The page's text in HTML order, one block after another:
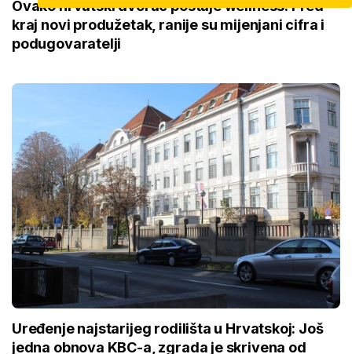
Ovako hrvatski dvorac postaje wellness: Pred
kraj novi produžetak, ranije su mijenjani cifra i
podugovaratelji
Uređenje najstarijeg rodilišta u Hrvatskoj: Još
jedna obnova KBC-a, zgrada je skrivena od